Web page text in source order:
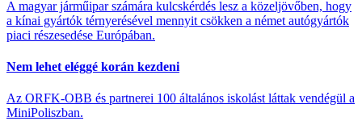
A magyar járműipar számára kulcskérdés lesz a közeljövőben, hogy
a kínai gyártók térnyerésével mennyit csökken a német autógyártók
piaci részesedése Európában.
Nem lehet eléggé korán kezdeni
Az ORFK-OBB és partnerei 100 általános iskolást láttak vendégül a
MiniPoliszban.